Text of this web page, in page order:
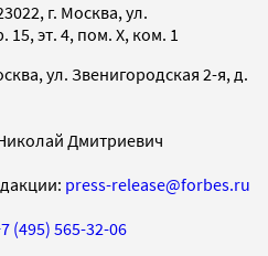
г. Москва, ул.
15, эт. 4, пом. X, ком. 1
ул. Звенигородская 2-я, д.
Дмитриевич
press-release@forbes.ru
(495) 565-32-06